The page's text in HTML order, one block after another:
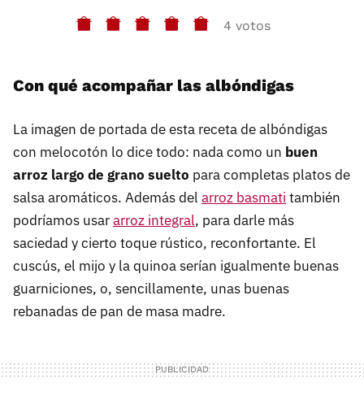
4 votos
Con qué acompañar las albóndigas
La imagen de portada de esta receta de albóndigas
con melocotón lo dice todo: nada como un buen
arroz largo de grano suelto para completas platos de
salsa aromáticos. Además del arroz basmati también
podríamos usararroz integral, para darle más
saciedad y cierto toque rústico, reconfortante. El
cuscús, el mijo y la quinoa serían igualmente buenas
guarniciones, o, sencillamente, unas buenas
rebanadas de pan de masa madre.